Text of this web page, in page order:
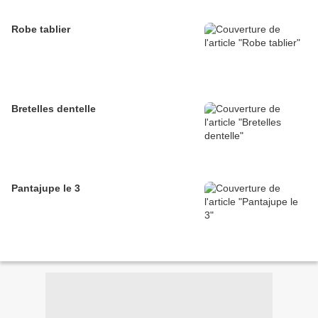
Robe tablier
Bretelles dentelle
Pantajupe le 3